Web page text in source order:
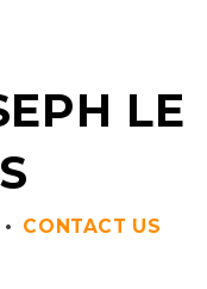
LE
• CONTACT US